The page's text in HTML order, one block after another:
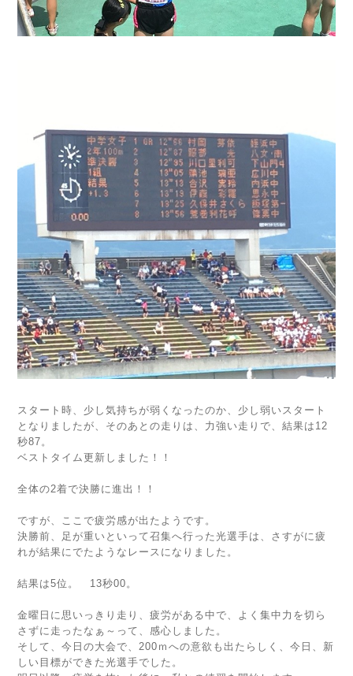
スタート時、少し気持ちが弱くなったのか、少し弱いスタート
となりましたが、そのあとの走りは、力強い走りで、結果は12
秒87。
ベストタイム更新しました！！
全体の2着で決勝に進出！！
ですが、ここで疲労感が出たようです。
決勝前、足が重いといって召集へ行った光選手は、さすがに疲
れが結果にでたようなレースになりました。
結果は5位。 13秒00。
金曜日に思いっきり走り、疲労がある中で、よく集中力を切ら
さずに走ったなぁ～って、感心しました。
そして、今日の大会で、200ｍへの意欲も出たらしく、今日、新
しい目標ができた光選手でした。